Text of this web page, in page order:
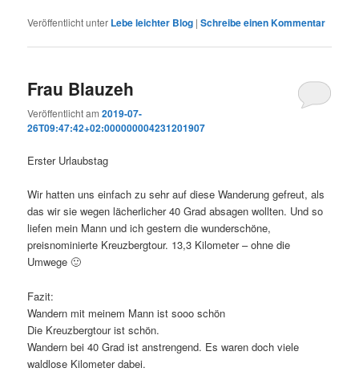
Veröffentlicht unter Lebe leichter Blog |Schreibe einen Kommentar
Frau Blauzeh
Veröffentlicht am2019-07-
26T09:47:42+02:000000004231201907
Erster Urlaubstag
Wir hatten uns einfach zu sehr auf diese Wanderung gefreut, als
das wir sie wegen lächerlicher 40 Grad absagen wollten. Und so
liefen mein Mann und ich gestern die wunderschöne,
preisnominierte Kreuzbergtour. 13,3 Kilometer – ohne die
Umwege 🙂
Fazit:
Wandern mit meinem Mann ist sooo schön
Die Kreuzbergtour ist schön.
Wandern bei 40 Grad ist anstrengend. Es waren doch viele
waldlose Kilometer dabei.